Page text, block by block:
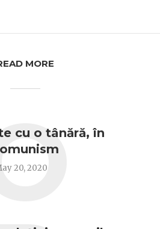
MORE
cu o tânără, în
20, 2020